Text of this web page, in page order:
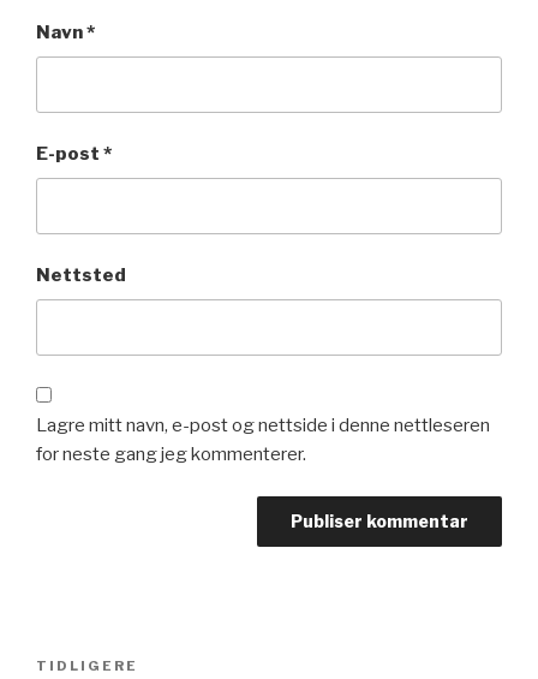
Navn*
E-post *
Nettsted
Lagre mitt navn, e-post og nettside i denne nettleseren
for neste gang jeg kommenterer.
Innleggsnavigasjon
Forrige
TIDLIGERE